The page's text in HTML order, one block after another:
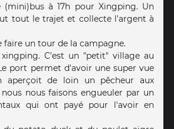
(mini)bus à 17h pour Xingping. Un
tout le trajet et collecte l'argent à
faire un tour de la campagne.
C'est un "petit" village au
port permet d'avoir une super vue
aperçoit de loin un pêcheur aux
nous faisons engueuler par un
qui ont payé pour l'avoir en